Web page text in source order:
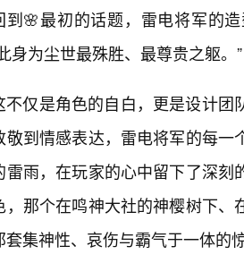
到🌸最初的话题，雷电将军的
身为尘世最殊胜、最尊贵之躯。”
不仅是角色的自白，更是设计团
敬到情感表达，雷电将军的每
雷雨，在玩家的心中留下了深
，那个在鸣神大社的神樱树下
套集神性、哀伤与霸气于一体的